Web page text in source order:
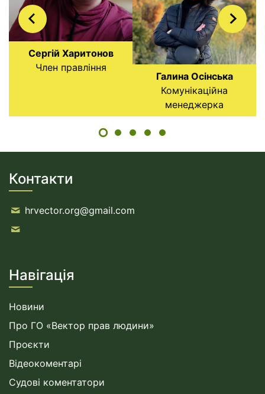
Сергій Харитонов
Член правління
Галина Осінська
Комунікаційна
менеджерка
Контакти
hrvector.org@gmail.com
Навігація
Новини
Про ГО «Вектор прав людини»
Проєкти
Відеокоментарі
Судові коментатори